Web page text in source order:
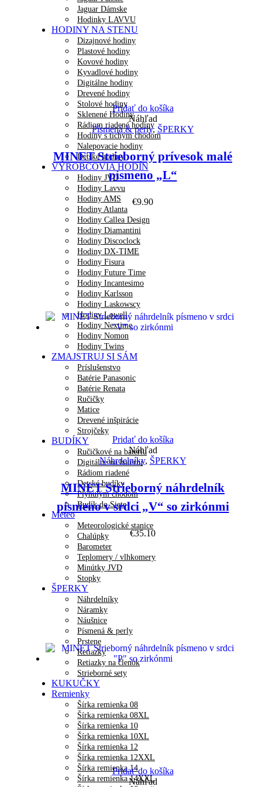
Jaguar Dámske
Hodinky LAVVU
HODINY NA STENU
Dizajnové hodiny
Plastové hodiny
Kovové hodiny
Kyvadlové hodiny
Digitálne hodiny
Drevené hodiny
Stolové hodiny
Sklenené Hodiny
Rádiom riadené hodiny
Hodiny s tichým chodom
Nalepovacie hodiny
Detské hodiny
VÝROBCOVIA HODÍN
Hodiny JVD
Hodiny Lavvu
Hodiny AMS
Hodiny Atlanta
Hodiny Callea Design
Hodiny Diamantini
Hodiny Discoclock
Hodiny DX-TIME
Hodiny Fisura
Hodiny Future Time
Hodiny Incantesimo
Hodiny Karlsson
Hodiny Laskowscy
Hodiny Lowell
Hodiny Nextime
Hodiny Nomon
Hodiny Twins
ZMAJSTRUJ SI SÁM
Príslušenstvo
Batérie Panasonic
Batérie Renata
Ručičky
Matice
Drevené inšpirácie
Strojčeky
BUDÍKY
Ručičkové na batériu
Digitálne na batériu
Rádiom riadené
Detské budíky
Plynulým chodom
Budík do Siete
Meteo
Meteorologické stanice
Chalúpky
Barometer
Teplomery / vlhkomery
Minútky JVD
Stopky
ŠPERKY
Náhrdelníky
Náramky
Náušnice
Písmená & perly
Prstene
Retiazky
Retiazky na členok
Strieborné sety
KUKUČKY
Remienky
Šírka remienka 08
Šírka remienka 08XL
Šírka remienka 10
Šírka remienka 10XL
Šírka remienka 12
Šírka remienka 12XXL
Šírka remienka 14
Šírka remienka 14XXL
Pridať do košíka
Náhľad
Písmená & perly, ŠPERKY
MINET Strieborný prívesok malé
písmeno „L“
€9.90
Pridať do košíka
Náhľad
Náhrdelníky, ŠPERKY
MINET Strieborný náhrdelník
písmeno v srdci „V“ so zirkónmi
€35.10
Pridať do košíka
Náhľad